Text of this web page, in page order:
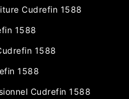
Cudrefin 1588
1588
1588
1588
Cudrefin 1588